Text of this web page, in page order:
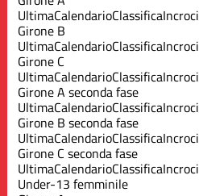
UltimaCalendarioClassificaIncroci
Girone B
UltimaCalendarioClassificaIncroci
Girone C
UltimaCalendarioClassificaIncroci
Girone A seconda fase
UltimaCalendarioClassificaIncroci
Girone B seconda fase
UltimaCalendarioClassificaIncroci
Girone C seconda fase
UltimaCalendarioClassificaIncroci
Under-13 femminile